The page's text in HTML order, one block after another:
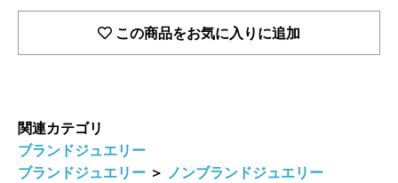
この商品をお気に入りに追加
関連カテゴリ
ブランドジュエリー
ブランドジュエリー ＞ ノンブランドジュエリー